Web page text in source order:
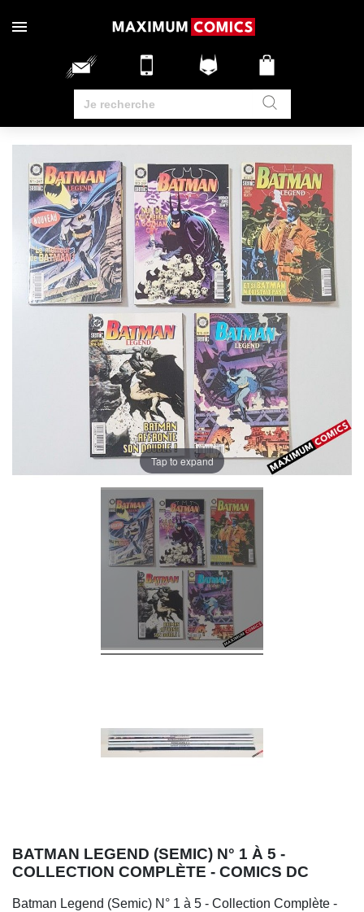
Tap to expand
BATMAN LEGEND (SEMIC) N° 1 À 5 -
COLLECTION COMPLÈTE - COMICS DC
Batman Legend (Semic) N° 1 à 5 - Collection Complète -